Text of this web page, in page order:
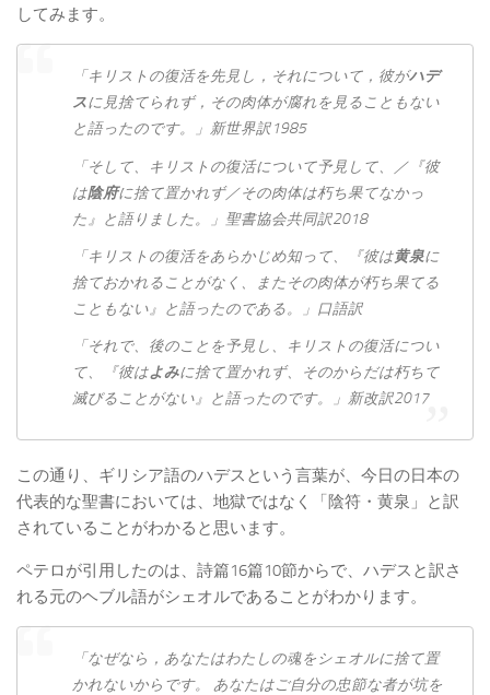
してみます。
「キリスト​の​復活​を​先見​し，それ​に​つい​て，彼​がハデ
ス​に​見捨て​られ​ず，その​肉体​が​腐れ​を​見る​こと​も​ない​
と​語っ​た​の​です。」新世界訳1985
「そして、キリストの復活について予見して、／『彼
は陰府に捨て置かれず／その肉体は朽ち果てなかっ
た』と語りました。」聖書協会共同訳2018
「キリストの復活をあらかじめ知って、『彼は黄泉に
捨ておかれることがなく、またその肉体が朽ち果てる
こともない』と語ったのである。」口語訳
「それで、後のことを予見し、キリストの復活につい
て、『彼はよみに捨て置かれず、そのからだは朽ちて
滅びることがない』と語ったのです。」新改訳2017
この通り、ギリシア語のハデスという言葉が、今日の日本の
代表的な聖書においては、地獄ではなく「陰符・黄泉」と訳
されていることがわかると思います。
ペテロが引用したのは、詩篇16篇10節からで、ハデスと訳さ
れる元のヘブル語がシェオルであることがわかります。
「なぜなら，あなた​は​わたし​の​魂​を​シェオル​に​捨て置
か​れ​ない​から​です。 あなた​は​ご自分​の​忠節​な​者​が​坑​を​